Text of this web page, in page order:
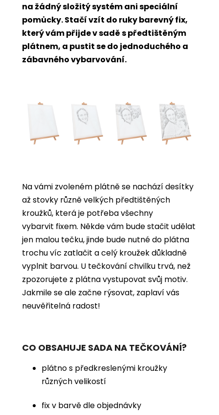
na žádný složitý systém ani speciální
pomůcky. Stačí vzít do ruky barevný fix,
který vám přijde v sadě s předtištěným
plátnem, a pustit se do jednoduchého a
zábavného vybarvování.
Na vámi zvoleném plátně se nachází desítky
až stovky různě velkých předtištěných
kroužků, která je potřeba všechny
vybarvit fixem. Někde vám bude stačit udělat
jen malou tečku, jinde bude nutné do plátna
trochu víc zatlačit a celý kroužek důkladně
vyplnit barvou. U tečkování chvilku trvá, než
zpozorujete z plátna vystupovat svůj motiv.
Jakmile se ale začne rýsovat, zaplaví vás
neuvěřitelná radost!
CO OBSAHUJE SADA NA TEČKOVÁNÍ?
plátno s předkreslenými kroužky
různých velikostí
fix v barvě dle objednávky